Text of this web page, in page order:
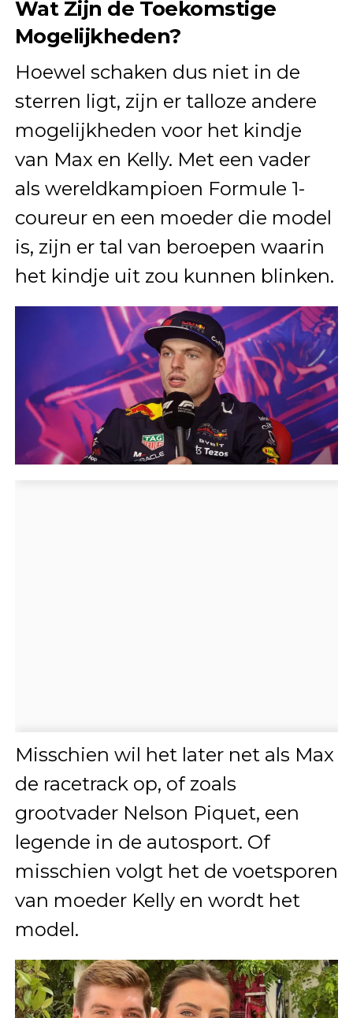
Wat Zijn de Toekomstige
Mogelijkheden?
Hoewel schaken dus niet in de
sterren ligt, zijn er talloze andere
mogelijkheden voor het kindje
van Max en Kelly. Met een vader
als wereldkampioen Formule 1-
coureur en een moeder die model
is, zijn er tal van beroepen waarin
het kindje uit zou kunnen blinken.
Misschien wil het later net als Max
de racetrack op, of zoals
grootvader Nelson Piquet, een
legende in de autosport. Of
misschien volgt het de voetsporen
van moeder Kelly en wordt het
model.